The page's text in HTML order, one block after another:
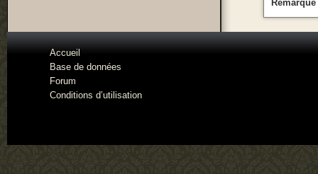
Remarque
Accueil
Base de données
Forum
Conditions d’utilisation